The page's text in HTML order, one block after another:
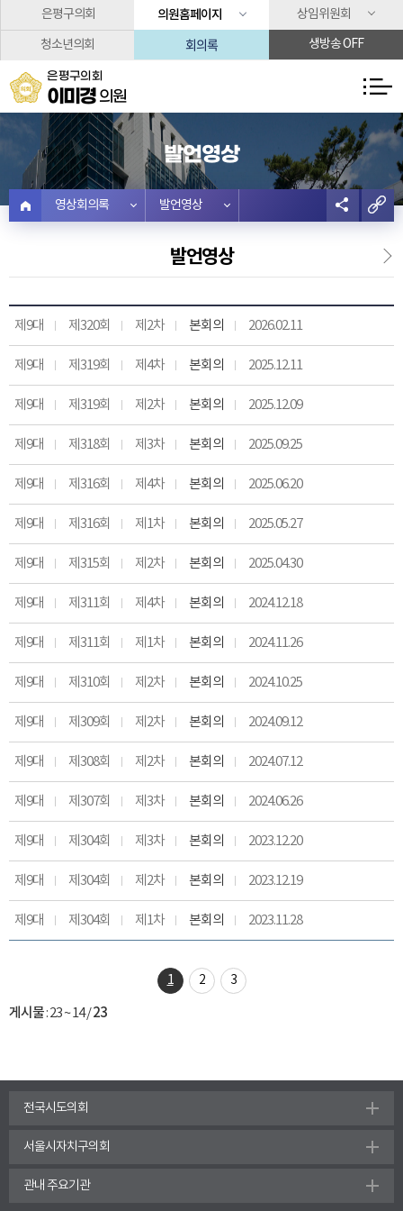
본문바로가기
은평구의회 의원홈페이지 상임위원회
청소년의회 회의록 생방송 OFF
은평구의회
이미경 의원
발언영상
영상회의록 발언영상
발언영상
제9대 제320회 제2차 본회의 2026.02.11
제9대 제319회 제4차 본회의 2025.12.11
제9대 제319회 제2차 본회의 2025.12.09
제9대 제318회 제3차 본회의 2025.09.25
제9대 제316회 제4차 본회의 2025.06.20
제9대 제316회 제1차 본회의 2025.05.27
제9대 제315회 제2차 본회의 2025.04.30
제9대 제311회 제4차 본회의 2024.12.18
제9대 제311회 제1차 본회의 2024.11.26
제9대 제310회 제2차 본회의 2024.10.25
제9대 제309회 제2차 본회의 2024.09.12
제9대 제308회 제2차 본회의 2024.07.12
제9대 제307회 제3차 본회의 2024.06.26
제9대 제304회 제3차 본회의 2023.12.20
제9대 제304회 제2차 본회의 2023.12.19
제9대 제304회 제1차 본회의 2023.11.28
1 2 3
게시물:23 ~ 14/23
전국시도의회
서울시자치구의회
관내 주요기관